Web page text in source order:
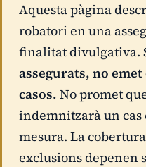
Aquesta pàgina
robatori en una
finalitat divulgativa.
assegurats, no
casos. No promet
indemnitzarà un
mesura. La
exclusions depenen